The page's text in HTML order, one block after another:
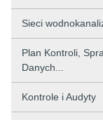
Sieci
Plan Kontroli,
Danych...
Kontrole i Audyty